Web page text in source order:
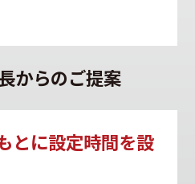
からのご提案
とに設定時間を設